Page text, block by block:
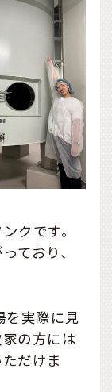
クです。
ており、
を実際に見
の方には
だけま